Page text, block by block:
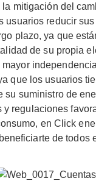
la mitigación del
usuarios reducir
plazo, ya que
de su propia
mayor
que los usuarios
su suministro de
y regulaciones
en Click
de todos